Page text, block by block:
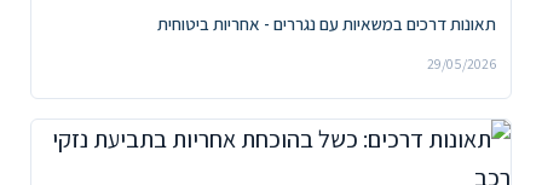
תאונות דרכים במשאיות עם נגררים - אחריות ביטוחית
29/05/2026